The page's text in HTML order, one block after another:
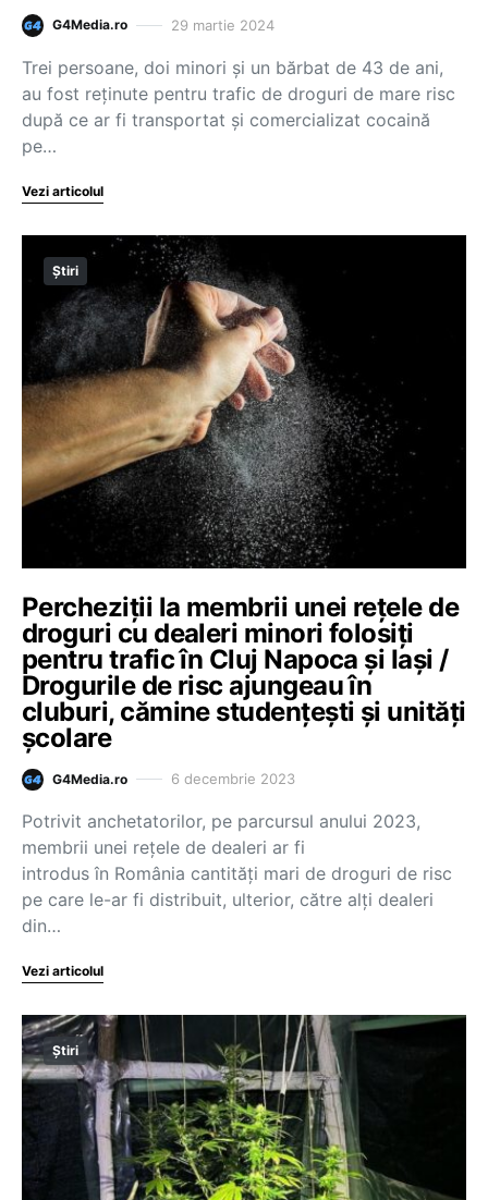
G4Media.ro 29 martie 2024
Trei persoane, doi minori şi un bărbat de 43 de ani,
au fost reţinute pentru trafic de droguri de mare risc
după ce ar fi transportat şi comercializat cocaină
pe…
Vezi articolul
Știri
Percheziții la membrii unei rețele de
droguri cu dealeri minori folosiți
pentru trafic în Cluj Napoca și Iași /
Drogurile de risc ajungeau în
cluburi, cămine studențești și unități
școlare
G4Media.ro 6 decembrie 2023
Potrivit anchetatorilor, pe parcursul anului 2023,
membrii unei rețele de dealeri ar fi
introdus în România cantități mari de droguri de risc
pe care le-ar fi distribuit, ulterior, către alți dealeri
din…
Vezi articolul
Știri